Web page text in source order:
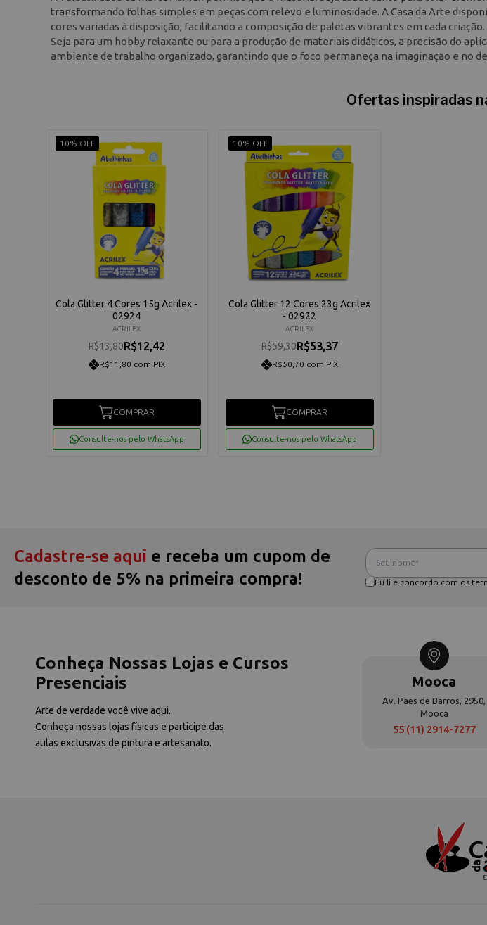
transformando folhas simples em peças com relevo e luminosidade. A Casa da Arte
cores variadas à disposição, facilitando a composição de paletas vibrantes em cada criação.
Seja para um hobby relaxante ou para a produção de materiais didáticos, a precisão do
ambiente de trabalho organizado, garantindo que o foco permaneça na imaginação e no
Ofertas inspiradas
10% OFF
Cola Glitter 4 Cores 15g Acrilex -
02924
ACRILEX
R$13,80R$12,42
R$11,80 com PIX
COMPRAR
Consulte-nos pelo WhatsApp
10% OFF
Cola Glitter 12 Cores 23g Acrilex
- 02922
ACRILEX
R$59,30R$53,37
R$50,70 com PIX
COMPRAR
Consulte-nos pelo WhatsApp
Cadastre-se aqui e receba um cupom de
desconto de 5% na primeira compra!
Eu li e concordo com os
Conheça Nossas Lojas e Cursos
Presenciais
Arte de verdade você vive aqui.
Conheça nossas lojas físicas e participe das
aulas exclusivas de pintura e artesanato.
Mooca
Av. Paes de Barros, 2950,
Mooca
55 (11) 2914-7277